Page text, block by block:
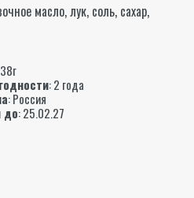
масло, лук, соль, сахар,
: 2 года
: Россия
до: 25.02.27